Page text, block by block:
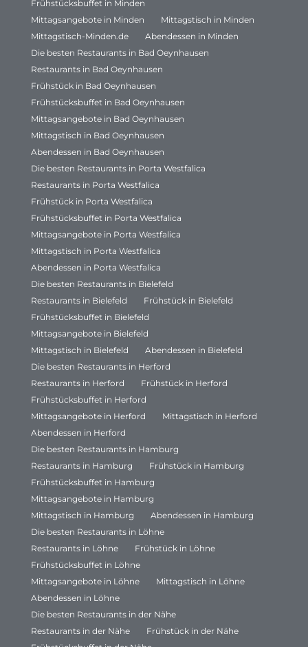
Frühstücksbuffet in Minden
Mittagsangebote in Minden
Mittagstisch in Minden
Mittagstisch-Minden.de
Abendessen in Minden
Die besten Restaurants in Bad Oeynhausen
Restaurants in Bad Oeynhausen
Frühstück in Bad Oeynhausen
Frühstücksbuffet in Bad Oeynhausen
Mittagsangebote in Bad Oeynhausen
Mittagstisch in Bad Oeynhausen
Abendessen in Bad Oeynhausen
Die besten Restaurants in Porta Westfalica
Restaurants in Porta Westfalica
Frühstück in Porta Westfalica
Frühstücksbuffet in Porta Westfalica
Mittagsangebote in Porta Westfalica
Mittagstisch in Porta Westfalica
Abendessen in Porta Westfalica
Die besten Restaurants in Bielefeld
Restaurants in Bielefeld
Frühstück in Bielefeld
Frühstücksbuffet in Bielefeld
Mittagsangebote in Bielefeld
Mittagstisch in Bielefeld
Abendessen in Bielefeld
Die besten Restaurants in Herford
Restaurants in Herford
Frühstück in Herford
Frühstücksbuffet in Herford
Mittagsangebote in Herford
Mittagstisch in Herford
Abendessen in Herford
Die besten Restaurants in Hamburg
Restaurants in Hamburg
Frühstück in Hamburg
Frühstücksbuffet in Hamburg
Mittagsangebote in Hamburg
Mittagstisch in Hamburg
Abendessen in Hamburg
Die besten Restaurants in Löhne
Restaurants in Löhne
Frühstück in Löhne
Frühstücksbuffet in Löhne
Mittagsangebote in Löhne
Mittagstisch in Löhne
Abendessen in Löhne
Die besten Restaurants in der Nähe
Restaurants in der Nähe
Frühstück in der Nähe